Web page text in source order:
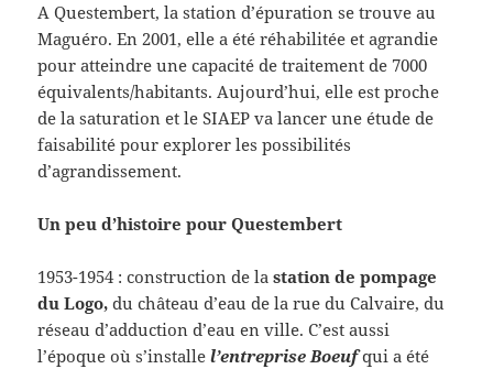
A Questembert, la station d’épuration se trouve au
Maguéro. En 2001, elle a été réhabilitée et agrandie
pour atteindre une capacité de traitement de 7000
équivalents/habitants. Aujourd’hui, elle est proche
de la saturation et le SIAEP va lancer une étude de
faisabilité pour explorer les possibilités
d’agrandissement.
Un peu d’histoire pour Questembert
1953-1954 : construction de lastation de pompage
du Logo,du château d’eau de la rue du Calvaire, du
réseau d’adduction d’eau en ville. C’est aussi
l’époque où s’installel’entreprise Boeufqui a été